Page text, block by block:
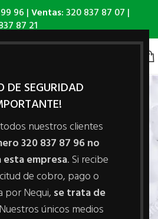
DE SEGURIDAD
nuestros clientes
320 837 87 96 no
empresa. Si recibe
de cobro, pago o
por Nequi, se trata de
únicos medios
96 |Ventas:320 837 87 07 |
87 21
bienvenida a nuestro sitio
encuentre en esta página,
y rápida la información